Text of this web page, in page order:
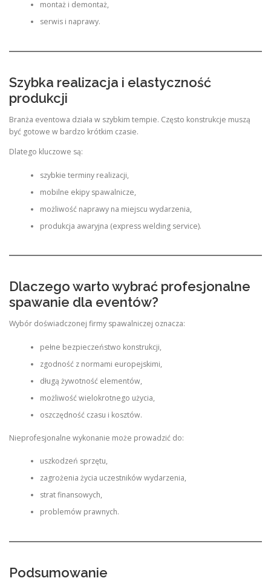
montaż i demontaż,
serwis i naprawy.
Szybka realizacja i elastyczność
produkcji
Branża eventowa działa w szybkim tempie. Często konstrukcje muszą
być gotowe w bardzo krótkim czasie.
Dlatego kluczowe są:
szybkie terminy realizacji,
mobilne ekipy spawalnicze,
możliwość naprawy na miejscu wydarzenia,
produkcja awaryjna (express welding service).
Dlaczego warto wybrać profesjonalne
spawanie dla eventów?
Wybór doświadczonej firmy spawalniczej oznacza:
pełne bezpieczeństwo konstrukcji,
zgodność z normami europejskimi,
długą żywotność elementów,
możliwość wielokrotnego użycia,
oszczędność czasu i kosztów.
Nieprofesjonalne wykonanie może prowadzić do:
uszkodzeń sprzętu,
zagrożenia życia uczestników wydarzenia,
strat finansowych,
problemów prawnych.
Podsumowanie